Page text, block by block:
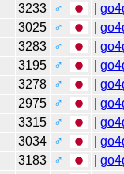
3233 ♂ |
3025 ♂ |
3283 ♂ |
3195 ♂ |
3278 ♂ |
2975 ♂ |
3315 ♂ |
3034 ♂ |
3183 ♂ |